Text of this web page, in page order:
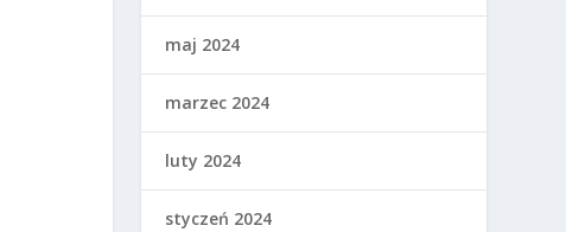
maj 2024
marzec 2024
luty 2024
styczeń 2024